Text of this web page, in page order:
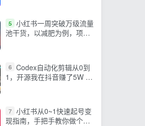
5 小红书一周突破万级流量
池干货，以减肥为例，项目
6 Codex自动化剪辑从0到
1，开源我在抖音赚了5W 的
7 小红书从0~1快速起号变
现指南，手把手教你做个赚